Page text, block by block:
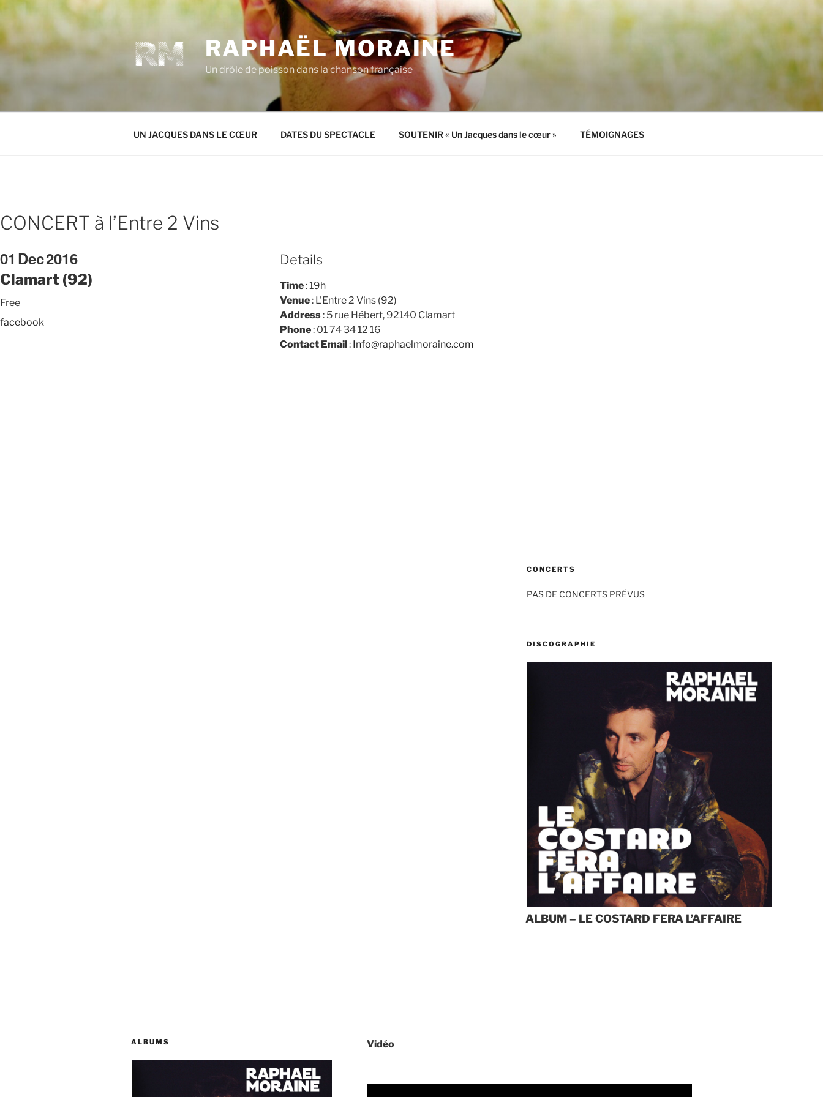
Aller
contenu
principal
RAPHAËL MORAINE
Un drôle de poisson dans la chanson française
UN JACQUES DANS LE CŒUR DATES DU SPECTACLE SOUTENIR « Un Jacques dans le cœur » TÉMOIGNAGES
CONCERT à l’Entre 2 Vins
01 Dec2016
Clamart (92)
Free
facebook
Details
Time: 19h
Venue: L'Entre 2 Vins (92)
Address: 5 rue Hébert, 92140 Clamart
Phone: 01 74 34 12 16
Contact Email: Info@raphaelmoraine.com
CONCERTS
PAS DE CONCERTS PRÉVUS
DISCOGRAPHIE
ALBUM – LE COSTARD FERA L’AFFAIRE
ALBUMS Vidéo